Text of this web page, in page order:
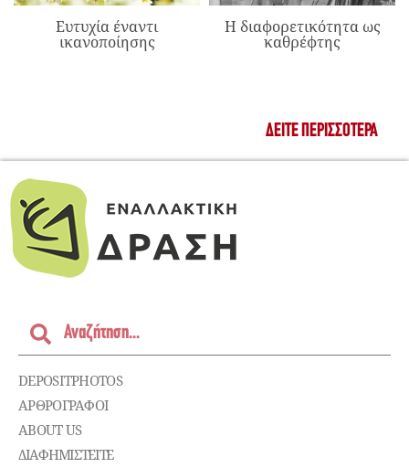
Ευτυχία έναντι
ικανοποίησης
Η διαφορετικότητα ως
καθρέφτης
ΔΕΊΤΕ ΠΕΡΙΣΣΌΤΕΡΑ
DEPOSITPHOTOS
ΑΡΘΡΟΓΡΑΦΟΙ
ABOUT US
ΔΙΑΦΗΜΙΣΤΕΊΤΕ